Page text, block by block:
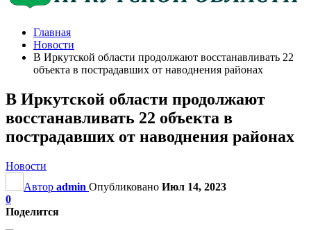
Главная
Новости
В Иркутской области продолжают восстанавливать 22
объекта в пострадавших от наводнения районах
В Иркутской области продолжают
восстанавливать 22 объекта в
пострадавших от наводнения районах
Новости
Автор admin Опубликовано Июл 14, 2023
0
Поделится